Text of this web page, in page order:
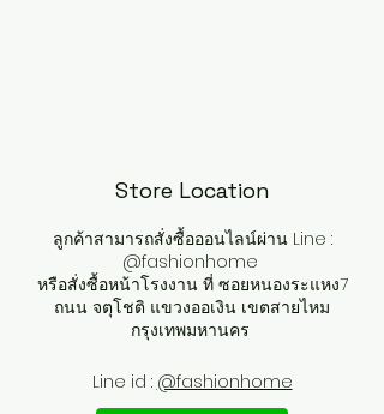
Store Location
ลูกค้าสามารถสั่งซื้อออนไลน์ผ่าน Line :
@fashionhome
หรือสั่งซื้อหน้าโรงงาน ที่ ซอยหนองระแหง7
ถนน จตุโชติ แขวงออเงิน เขตสายไหม
กรุงเทพมหานคร
Line id : @fashionhome